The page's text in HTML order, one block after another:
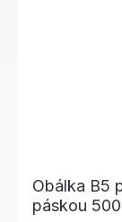
Obálka B5
páskou